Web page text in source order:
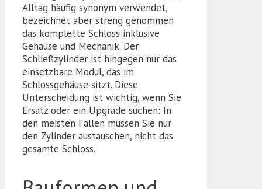
Alltag häufig synonym verwendet,
bezeichnet aber streng genommen
das komplette Schloss inklusive
Gehäuse und Mechanik. Der
Schließzylinder ist hingegen nur das
einsetzbare Modul, das im
Schlossgehäuse sitzt. Diese
Unterscheidung ist wichtig, wenn Sie
Ersatz oder ein Upgrade suchen: In
den meisten Fällen müssen Sie nur
den Zylinder austauschen, nicht das
gesamte Schloss.